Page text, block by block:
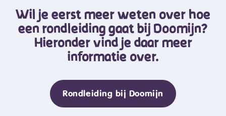
Wil je eerst meer weten over hoe
een rondleiding gaat bij Doomijn?
Hieronder vind je daar meer
informatie over.
Rondleiding bij Doomijn